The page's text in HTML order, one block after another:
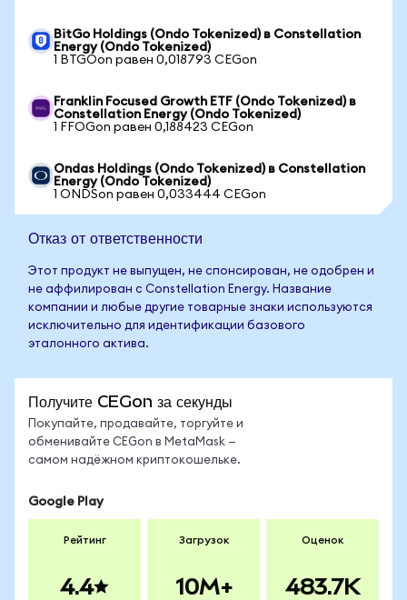
BitGo Holdings (Ondo Tokenized) в Constellation
Energy (Ondo Tokenized)
1 BTGOon равен 0,018793 CEGon
Franklin Focused Growth ETF (Ondo Tokenized) в
Constellation Energy (Ondo Tokenized)
1 FFOGon равен 0,188423 CEGon
Ondas Holdings (Ondo Tokenized) в Constellation
Energy (Ondo Tokenized)
1 ONDSon равен 0,033444 CEGon
Отказ от ответственности
Этот продукт не выпущен, не спонсирован, не одобрен и
не аффилирован с Constellation Energy. Название
компании и любые другие товарные знаки используются
исключительно для идентификации базового
эталонного актива.
Получите CEGon за секунды
Покупайте, продавайте, торгуйте и
обменивайте CEGon в MetaMask —
самом надёжном криптокошельке.
Google Play
Рейтинг
4.4
Загрузок
10M+
Оценок
483.7K